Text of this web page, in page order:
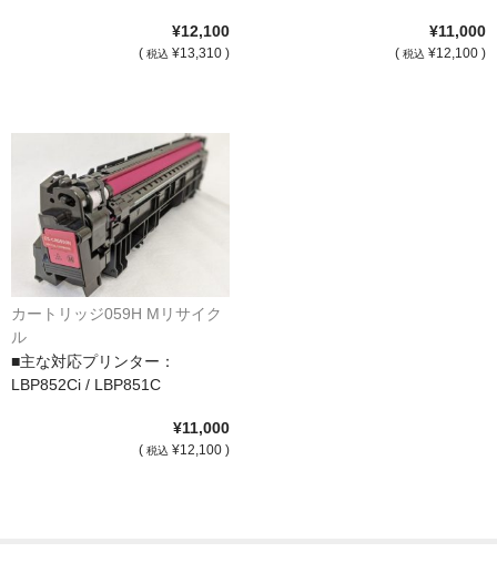
¥12,100
( 税込 ¥13,310 )
¥11,000
( 税込 ¥12,100 )
カートリッジ059H Mリサイク
ル
■主な対応プリンター：
LBP852Ci / LBP851C
¥11,000
( 税込 ¥12,100 )